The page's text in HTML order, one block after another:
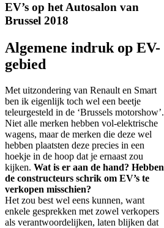
EV’s op het Autosalon van
Brussel 2018
Algemene indruk op EV-
gebied
Met uitzondering van Renault en Smart
ben ik eigenlijk toch wel een beetje
teleurgesteld in de ‘Brussels motorshow’.
Niet alle merken hebben vol-elektrische
wagens, maar de merken die deze wel
hebben plaatsten deze precies in een
hoekje in de hoop dat je ernaast zou
kijken. Wat is er aan de hand? Hebben
de constructeurs schrik om EV’s te
verkopen misschien?
Het zou best wel eens kunnen, want
enkele gesprekken met zowel verkopers
als verantwoordelijken, laten blijken dat